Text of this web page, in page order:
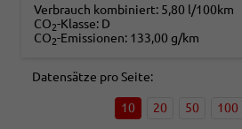
Verbrauch kombiniert: 5,80 l/100km
CO2-Klasse: D
CO2-Emissionen: 133,00 g/km
Datensätze pro Seite:
10 20 50 100